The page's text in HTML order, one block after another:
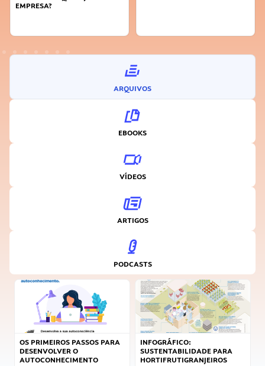
ARQUIVOS
EBOOKS
VÍDEOS
ARTIGOS
PODCASTS
OS PRIMEIROS PASSOS PARA
DESENVOLVER O
AUTOCONHECIMENTO
INFOGRÁFICO:
SUSTENTABILIDADE PARA
HORTIFRUTIGRANJEIROS